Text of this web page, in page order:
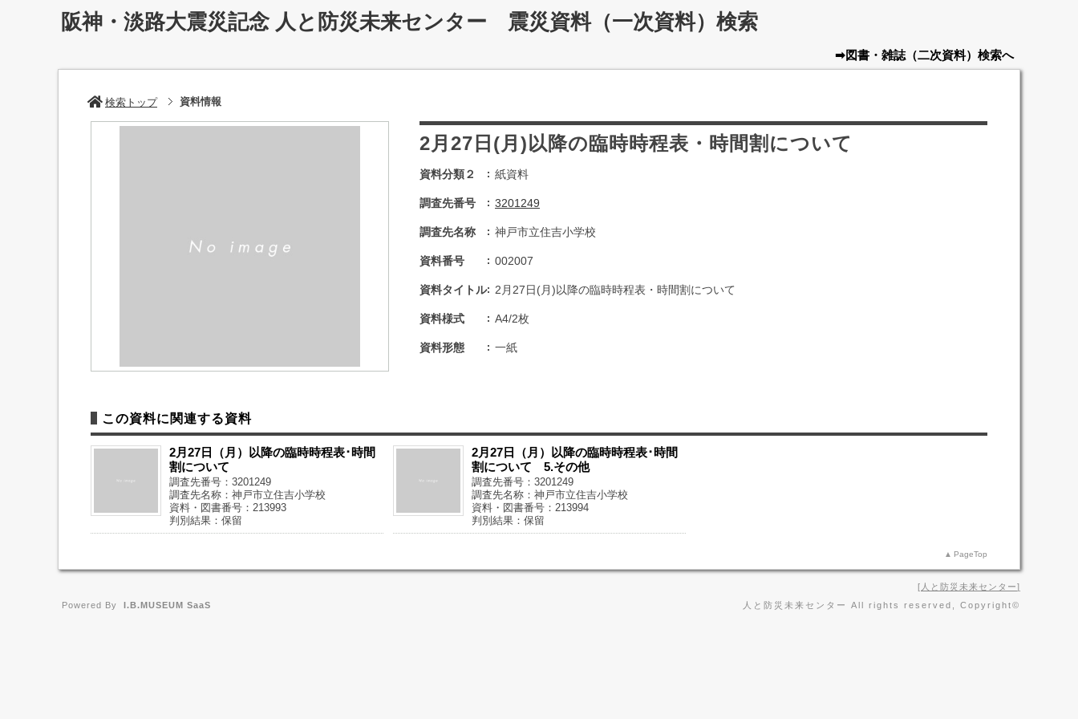
阪神・淡路大震災記念 人と防災未来センター 震災資料（一次資料）検索
➡図書・雑誌（二次資料） 検索へ
検索トップ 資料情報
2月27日(月)以降の臨時時程表・時間割について
資料分類２ 紙資料
調査先番号 3201249
調査先名称 神戸市立住吉小学校
資料番号 002007
資料タイトル 2月27日(月)以降の臨時時程表・時間割について
資料様式 A4/2枚
資料形態 一紙
この資料に関連する資料
2月27日（月）以降の臨時時程表･時間
割について
調査先番号：3201249
調査先名称：神戸市立住吉小学校
資料・図書番号：213993
判別結果：保留
2月27日（月）以降の臨時時程表･時間
割について 5.その他
調査先番号：3201249
調査先名称：神戸市立住吉小学校
資料・図書番号：213994
判別結果：保留
PageTop
人と防災未来センター
人と防災未来センター All rights reserved, Copyright©
Powered By I.B.MUSEUM SaaS